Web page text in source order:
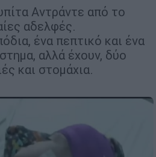
Αντράντε από το
αδελφές.
ένα πεπτικό και ένα
αλλά έχουν, δύο
και στομάχια.